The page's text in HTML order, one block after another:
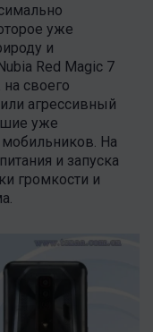
уже
и
Red Magic 7
своего
агрессивный
уже
На
и запуска
громкости и